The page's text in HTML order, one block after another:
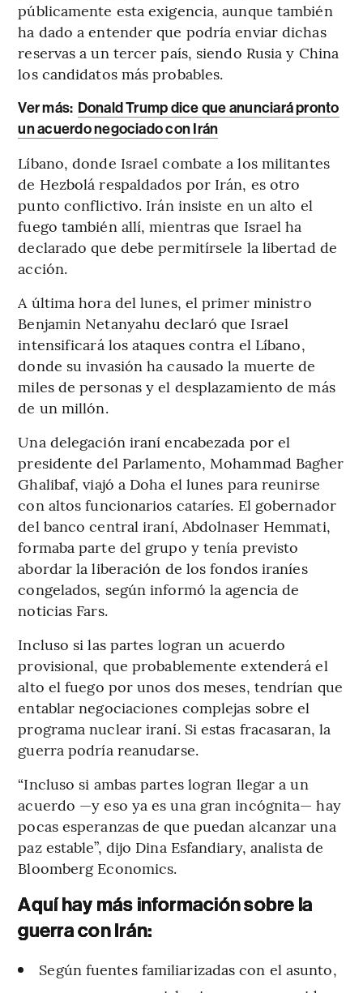
públicamente esta exigencia, aunque también
ha dado a entender que podría enviar dichas
reservas a un tercer país, siendo Rusia y China
los candidatos más probables.
Ver más: Donald Trump dice que anunciará pronto
un acuerdo negociado con Irán
Líbano, donde Israel combate a los militantes
de Hezbolá respaldados por Irán, es otro
punto conflictivo. Irán insiste en un alto el
fuego también allí, mientras que Israel ha
declarado que debe permitírsele la libertad de
acción.
A última hora del lunes, el primer ministro
Benjamin Netanyahu declaró que Israel
intensificará los ataques contra el Líbano,
donde su invasión ha causado la muerte de
miles de personas y el desplazamiento de más
de un millón.
Una delegación iraní encabezada por el
presidente del Parlamento, Mohammad Bagher
Ghalibaf, viajó a Doha el lunes para reunirse
con altos funcionarios cataríes. El gobernador
del banco central iraní, Abdolnaser Hemmati,
formaba parte del grupo y tenía previsto
abordar la liberación de los fondos iraníes
congelados, según informó la agencia de
noticias Fars.
Incluso si las partes logran un acuerdo
provisional, que probablemente extenderá el
alto el fuego por unos dos meses, tendrían que
entablar negociaciones complejas sobre el
programa nuclear iraní. Si estas fracasaran, la
guerra podría reanudarse.
“Incluso si ambas partes logran llegar a un
acuerdo —y eso ya es una gran incógnita— hay
pocas esperanzas de que puedan alcanzar una
paz estable”, dijo Dina Esfandiary, analista de
Bloomberg Economics.
Aquí hay más información sobre la
guerra con Irán:
Según fuentes familiarizadas con el asunto,